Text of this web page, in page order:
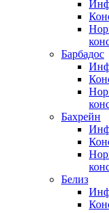
Барбадос
Бахрейн
Белиз